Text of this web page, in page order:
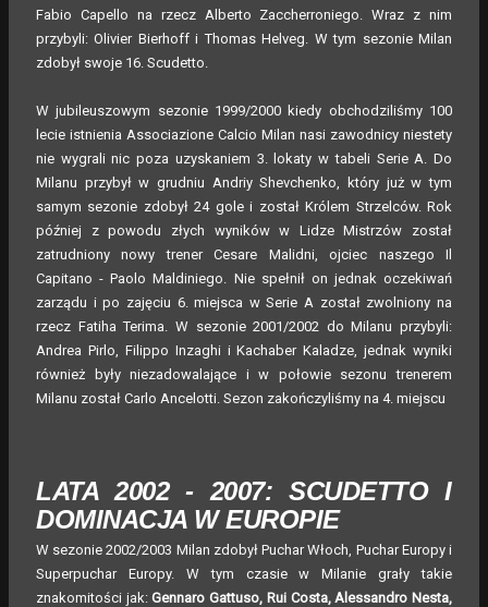
Fabio Capello na rzecz Alberto Zaccherroniego. Wraz z nim
przybyli: Olivier Bierhoff i Thomas Helveg. W tym sezonie Milan
zdobył swoje 16. Scudetto.
W jubileuszowym sezonie 1999/2000 kiedy obchodziliśmy 100
lecie istnienia Associazione Calcio Milan nasi zawodnicy niestety
nie wygrali nic poza uzyskaniem 3. lokaty w tabeli Serie A. Do
Milanu przybył w grudniu Andriy Shevchenko, który już w tym
samym sezonie zdobył 24 gole i został Królem Strzelców. Rok
później z powodu złych wyników w Lidze Mistrzów został
zatrudniony nowy trener Cesare Malidni, ojciec naszego Il
Capitano - Paolo Maldiniego. Nie spełnił on jednak oczekiwań
zarządu i po zajęciu 6. miejsca w Serie A został zwolniony na
rzecz Fatiha Terima. W sezonie 2001/2002 do Milanu przybyli:
Andrea Pirlo, Filippo Inzaghi i Kachaber Kaladze, jednak wyniki
również były niezadowalające i w połowie sezonu trenerem
Milanu został Carlo Ancelotti. Sezon zakończyliśmy na 4. miejscu
LATA 2002 - 2007: SCUDETTO I
DOMINACJA W EUROPIE
W sezonie 2002/2003 Milan zdobył Puchar Włoch, Puchar Europy i
Superpuchar Europy. W tym czasie w Milanie grały takie
znakomitości jak:Gennaro Gattuso, Rui Costa, Alessandro Nesta,